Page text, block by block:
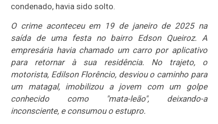
condenado, havia sido solto.
O crime aconteceu em 19 de janeiro de 2025 na
saída de uma festa no bairro Edson Queiroz. A
empresária havia chamado um carro por aplicativo
para retornar à sua residência. No trajeto, o
motorista, Edilson Florêncio, desviou o caminho para
um matagal, imobilizou a jovem com um golpe
conhecido como "mata-leão", deixando-a
inconsciente, e consumou o estupro.